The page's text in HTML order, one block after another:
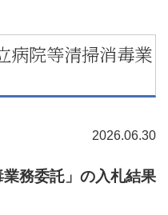
病院等清掃消毒業
2026.06.30
業務委託」の入札結果